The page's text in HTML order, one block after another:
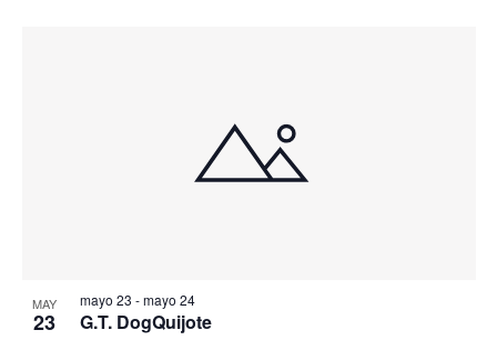
MAY
23
mayo 23 -mayo 24
G.T. DogQuijote